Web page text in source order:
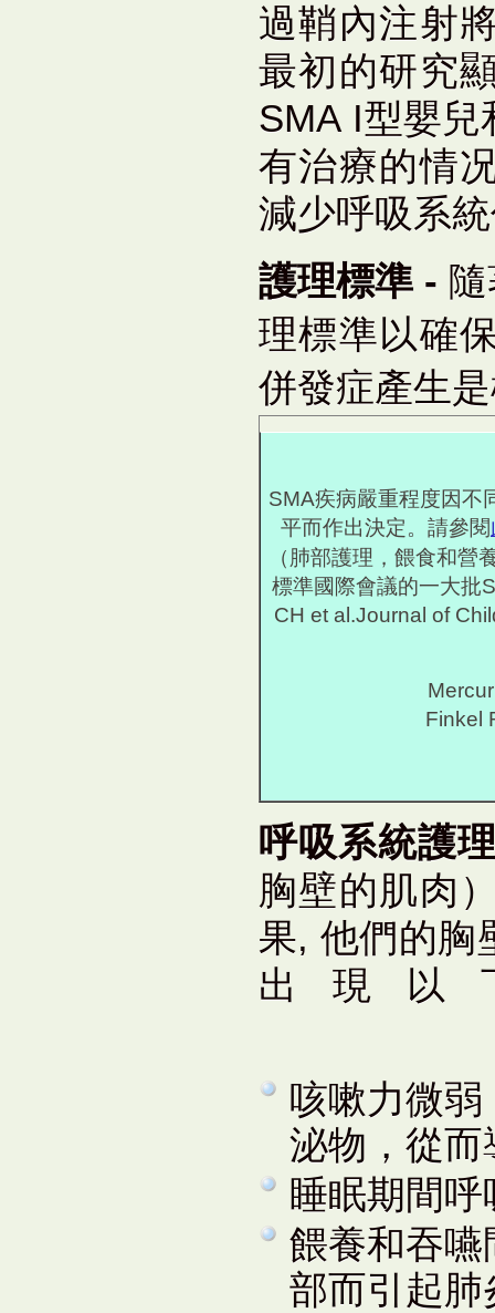
過鞘內注射
最初的研究
SMA I型嬰
有治療的情
減少呼吸系
護理標準 -
理標準以確
併發症產生
SMA疾病嚴重程度因不
平而作出決定。請參閱
（肺部護理，餵食和
標準國際會議的一大批
CH et al.Journal of
Finkel
呼吸系統護
胸壁的肌肉
果, 他們的胸
出現
咳嗽力微
泌物，從
睡眠期間
餵養和吞
部而引起肺